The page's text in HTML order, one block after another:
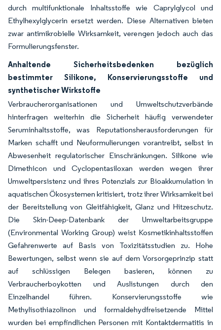
durch multifunktionale Inhaltsstoffe wie Caprylglycol und
Ethylhexylglycerin ersetzt werden. Diese Alternativen bieten
zwar antimikrobielle Wirksamkeit, verengen jedoch auch das
Formulierungsfenster.
Anhaltende Sicherheitsbedenken bezüglich
bestimmter Silikone, Konservierungsstoffe und
synthetischer Wirkstoffe
Verbraucherorganisationen und Umweltschutzverbände
hinterfragen weiterhin die Sicherheit häufig verwendeter
Seruminhaltsstoffe, was Reputationsherausforderungen für
Marken schafft und Neuformulierungen vorantreibt, selbst in
Abwesenheit regulatorischer Einschränkungen. Silikone wie
Dimethicon und Cyclopentasiloxan werden wegen ihrer
Umweltpersistenz und ihres Potenzials zur Bioakkumulation in
aquatischen Ökosystemen kritisiert, trotz ihrer Wirksamkeit bei
der Bereitstellung von Gleitfähigkeit, Glanz und Hitzeschutz.
Die Skin-Deep-Datenbank der Umweltarbeitsgruppe
(Environmental Working Group) weist Kosmetikinhaltsstoffen
Gefahrenwerte auf Basis von Toxizitätsstudien zu. Hohe
Bewertungen, selbst wenn sie auf dem Vorsorgeprinzip statt
auf schlüssigen Belegen basieren, können zu
Verbraucherboykotten und Auslistungen durch den
Einzelhandel führen. Konservierungsstoffe wie
Methylisothiazolinon und formaldehydfreisetzende Mittel
wurden bei empfindlichen Personen mit Kontaktdermatitis in